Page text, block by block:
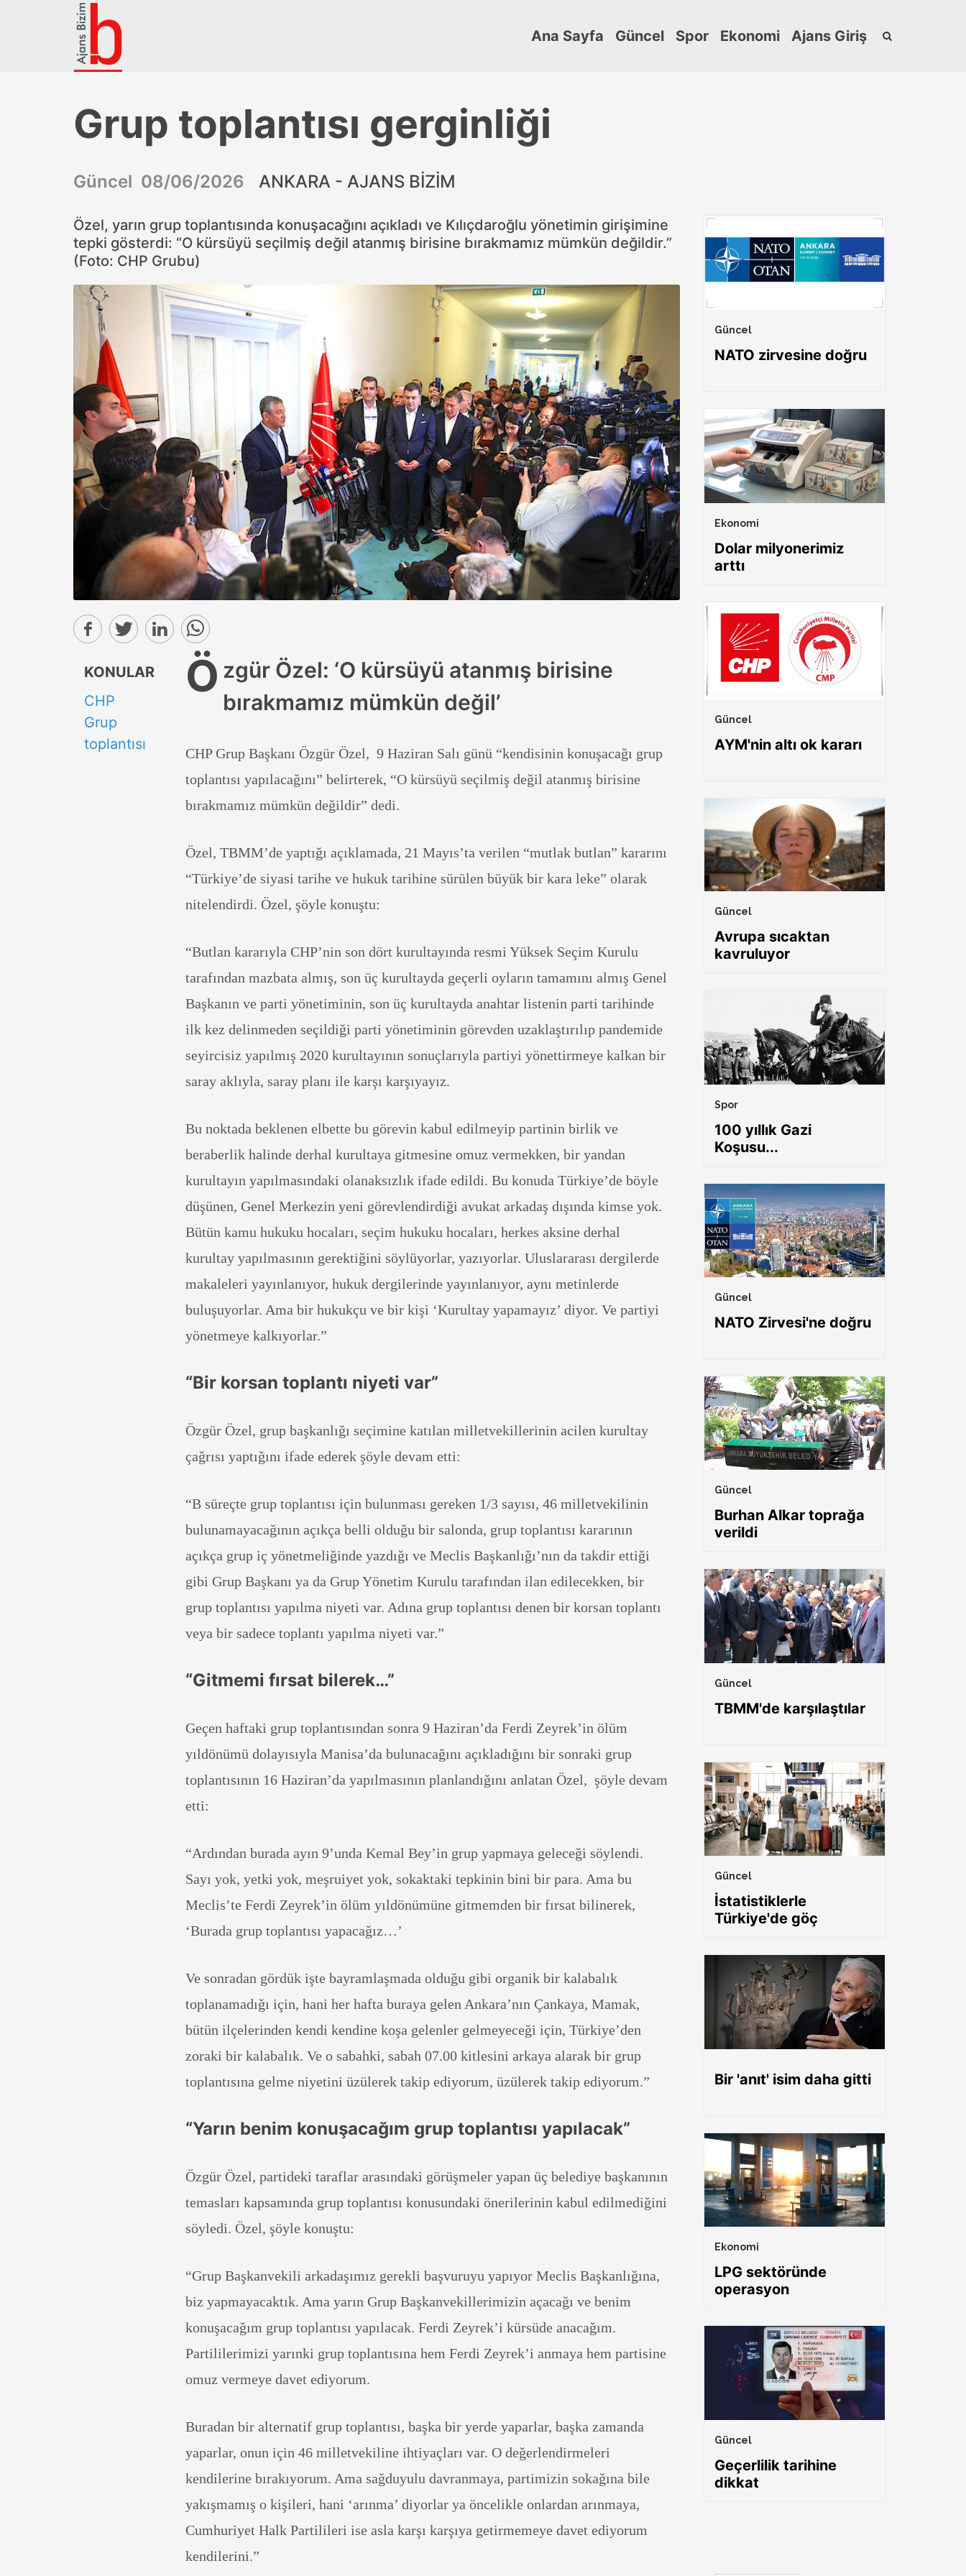
Ana Sayfa Güncel Spor Ekonomi Ajans Giriş
Grup toplantısı gerginliği
Güncel 08/06/2026 ANKARA - AJANS BİZİM
Özel, yarın grup toplantısında konuşacağını açıkladı ve Kılıçdaroğlu yönetimin girişimine
tepki gösterdi: “O kürsüyü seçilmiş değil atanmış birisine bırakmamız mümkün değildir.”
(Foto: CHP Grubu)
KONULAR
CHP
Grup
toplantısı
Ö zgür Özel: ‘O kürsüyü atanmış birisine
bırakmamız mümkün değil’
CHP Grup Başkanı Özgür Özel, 9 Haziran Salı günü “kendisinin konuşacağı grup
toplantısı yapılacağını” belirterek, “O kürsüyü seçilmiş değil atanmış birisine
bırakmamız mümkün değildir” dedi.
Özel, TBMM’de yaptığı açıklamada, 21 Mayıs’ta verilen “mutlak butlan” kararını
“Türkiye’de siyasi tarihe ve hukuk tarihine sürülen büyük bir kara leke” olarak
nitelendirdi. Özel, şöyle konuştu:
“Butlan kararıyla CHP’nin son dört kurultayında resmi Yüksek Seçim Kurulu
tarafından mazbata almış, son üç kurultayda geçerli oyların tamamını almış Genel
Başkanın ve parti yönetiminin, son üç kurultayda anahtar listenin parti tarihinde
ilk kez delinmeden seçildiği parti yönetiminin görevden uzaklaştırılıp pandemide
seyircisiz yapılmış 2020 kurultayının sonuçlarıyla partiyi yönettirmeye kalkan bir
saray aklıyla, saray planı ile karşı karşıyayız.
Bu noktada beklenen elbette bu görevin kabul edilmeyip partinin birlik ve
beraberlik halinde derhal kurultaya gitmesine omuz vermekken, bir yandan
kurultayın yapılmasındaki olanaksızlık ifade edildi. Bu konuda Türkiye’de böyle
düşünen, Genel Merkezin yeni görevlendirdiği avukat arkadaş dışında kimse yok.
Bütün kamu hukuku hocaları, seçim hukuku hocaları, herkes aksine derhal
kurultay yapılmasının gerektiğini söylüyorlar, yazıyorlar. Uluslararası dergilerde
makaleleri yayınlanıyor, hukuk dergilerinde yayınlanıyor, aynı metinlerde
buluşuyorlar. Ama bir hukukçu ve bir kişi ‘Kurultay yapamayız’ diyor. Ve partiyi
yönetmeye kalkıyorlar.”
“Bir korsan toplantı niyeti var”
Özgür Özel, grup başkanlığı seçimine katılan milletvekillerinin acilen kurultay
çağrısı yaptığını ifade ederek şöyle devam etti:
“B süreçte grup toplantısı için bulunması gereken 1/3 sayısı, 46 milletvekilinin
bulunamayacağının açıkça belli olduğu bir salonda, grup toplantısı kararının
açıkça grup iç yönetmeliğinde yazdığı ve Meclis Başkanlığı’nın da takdir ettiği
gibi Grup Başkanı ya da Grup Yönetim Kurulu tarafından ilan edilecekken, bir
grup toplantısı yapılma niyeti var. Adına grup toplantısı denen bir korsan toplantı
veya bir sadece toplantı yapılma niyeti var.”
“Gitmemi fırsat bilerek…”
Geçen haftaki grup toplantısından sonra 9 Haziran’da Ferdi Zeyrek’in ölüm
yıldönümü dolayısıyla Manisa’da bulunacağını açıkladığını bir sonraki grup
toplantısının 16 Haziran’da yapılmasının planlandığını anlatan Özel, şöyle devam
etti:
“Ardından burada ayın 9’unda Kemal Bey’in grup yapmaya geleceği söylendi.
Sayı yok, yetki yok, meşruiyet yok, sokaktaki tepkinin bini bir para. Ama bu
Meclis’te Ferdi Zeyrek’in ölüm yıldönümüne gitmemden bir fırsat bilinerek,
‘Burada grup toplantısı yapacağız…’
Ve sonradan gördük işte bayramlaşmada olduğu gibi organik bir kalabalık
toplanamadığı için, hani her hafta buraya gelen Ankara’nın Çankaya, Mamak,
bütün ilçelerinden kendi kendine koşa gelenler gelmeyeceği için, Türkiye’den
zoraki bir kalabalık. Ve o sabahki, sabah 07.00 kitlesini arkaya alarak bir grup
toplantısına gelme niyetini üzülerek takip ediyorum, üzülerek takip ediyorum.”
“Yarın benim konuşacağım grup toplantısı yapılacak”
Özgür Özel, partideki taraflar arasındaki görüşmeler yapan üç belediye başkanının
temasları kapsamında grup toplantısı konusundaki önerilerinin kabul edilmediğini
söyledi. Özel, şöyle konuştu:
“Grup Başkanvekili arkadaşımız gerekli başvuruyu yapıyor Meclis Başkanlığına,
biz yapmayacaktık. Ama yarın Grup Başkanvekillerimizin açacağı ve benim
konuşacağım grup toplantısı yapılacak. Ferdi Zeyrek’i kürsüde anacağım.
Partililerimizi yarınki grup toplantısına hem Ferdi Zeyrek’i anmaya hem partisine
omuz vermeye davet ediyorum.
Buradan bir alternatif grup toplantısı, başka bir yerde yaparlar, başka zamanda
yaparlar, onun için 46 milletvekiline ihtiyaçları var. O değerlendirmeleri
kendilerine bırakıyorum. Ama sağduyulu davranmaya, partimizin sokağına bile
yakışmamış o kişileri, hani ‘arınma’ diyorlar ya öncelikle onlardan arınmaya,
Cumhuriyet Halk Partilileri ise asla karşı karşıya getirmemeye davet ediyorum
kendilerini.”
Güncel
NATO zirvesine doğru
Ekonomi
Dolar milyonerimiz
arttı
Güncel
AYM'nin altı ok kararı
Güncel
Avrupa sıcaktan
kavruluyor
Spor
100 yıllık Gazi
Koşusu...
Güncel
NATO Zirvesi'ne doğru
Güncel
Burhan Alkar toprağa
verildi
Güncel
TBMM'de karşılaştılar
Güncel
İstatistiklerle
Türkiye'de göç
Bir 'anıt' isim daha gitti
Ekonomi
LPG sektöründe
operasyon
Güncel
Geçerlilik tarihine
dikkat